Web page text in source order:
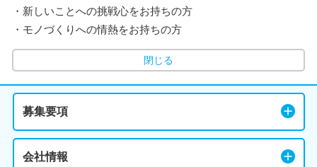
・新しいことへの挑戦心をお持ちの方
・モノづくりへの情熱をお持ちの方
閉じる
募集要項
会社情報